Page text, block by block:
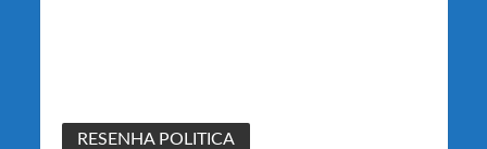
RESENHA POLITICA